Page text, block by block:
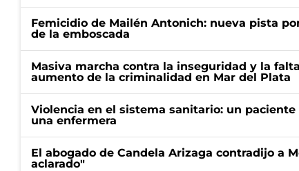
Femicidio de Mailén Antonich: nueva pista
de la emboscada
Masiva marcha contra la inseguridad y la
aumento de la criminalidad en Mar del Plata
Violencia en el sistema sanitario: un
una enfermera
El abogado de Candela Arizaga contradijo a
aclarado"